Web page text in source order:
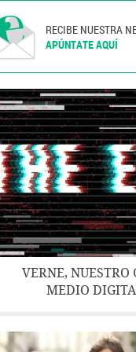
RECIBE NUESTRA
APÚNTATE AQUÍ
VERNE, NUESTRO
MEDIO